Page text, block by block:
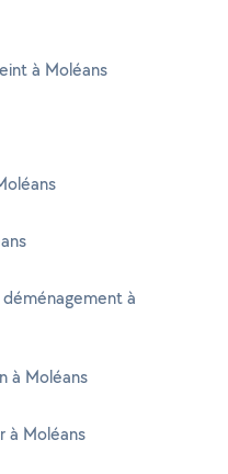
à Moléans
à
à Moléans
à Moléans